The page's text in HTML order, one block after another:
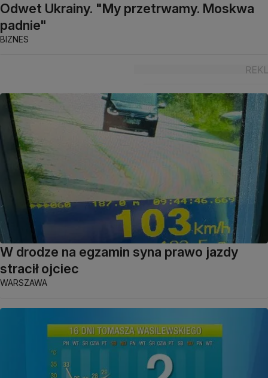
Odwet Ukrainy. "My przetrwamy. Moskwa
padnie"
BIZNES
W drodze na egzamin syna prawo jazdy
stracił ojciec
WARSZAWA